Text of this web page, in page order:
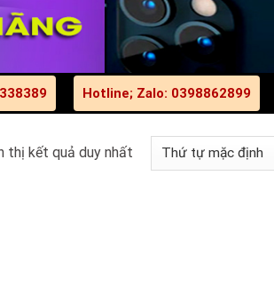
Hotline; Zalo: 0398862899
thị kết quả duy nhất